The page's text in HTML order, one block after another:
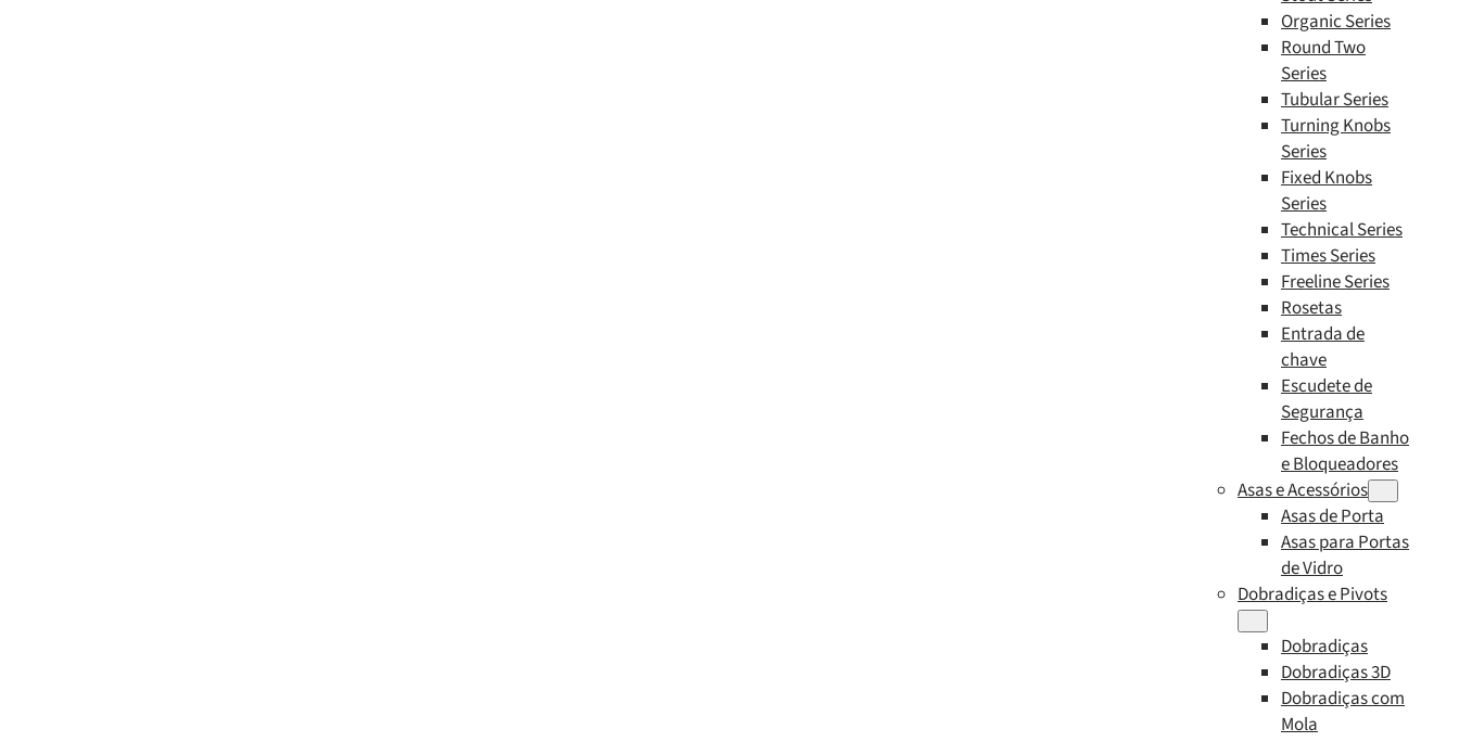
Organic Series
Round Two
Series
Tubular Series
Turning Knobs
Series
Fixed Knobs
Series
Technical Series
Times Series
Freeline Series
Rosetas
Entrada de
chave
Escudete de
Segurança
Fechos de Banho
e Bloqueadores
Asas e Acessórios
Asas de Porta
Asas para Portas
de Vidro
Dobradiças e Pivots
Dobradiças
Dobradiças 3D
Dobradiças com
Mola